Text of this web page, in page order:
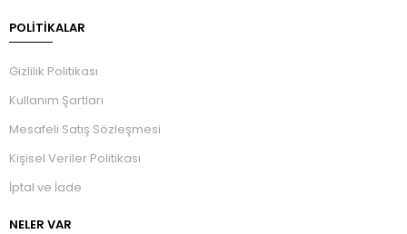
POLİTİKALAR
Gizlilik Politikası
Kullanım Şartları
Mesafeli Satış Sözleşmesi
Kişisel Veriler Politikası
İptal ve İade
NELER VAR